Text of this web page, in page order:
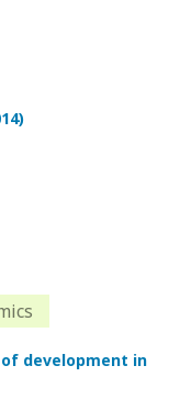
development in